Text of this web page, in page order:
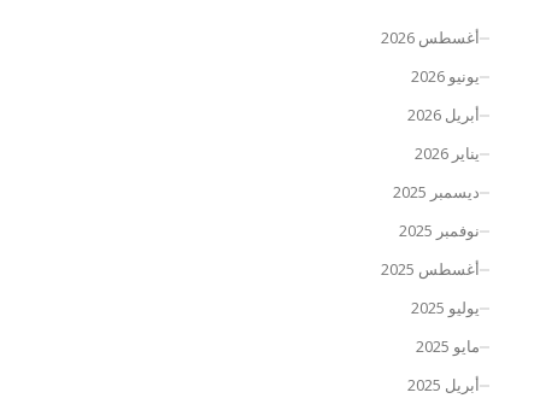
أغسطس 2026
يونيو 2026
أبريل 2026
يناير 2026
ديسمبر 2025
نوفمبر 2025
أغسطس 2025
يوليو 2025
مايو 2025
أبريل 2025